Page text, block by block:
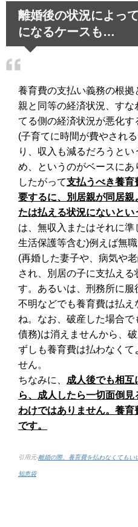
離婚後の状況によっ
になるケースも…
養育費の支払い義務の根拠
親と同等の経済状況、す
てる側の経済状況が悪化す
(子育てに時間が費やされ
り、収入も減るだろうと
め、というのがベースにあ
したがって支払うべき養育
要するに、別居親が同居親
たは払える状況にないとい
は、無収入またはそれに
生活保護等含む)例えば無
(再婚した妻子や、病気や
され、別居の子に支払え
す。あるいは、刑務所に
不明などでも養育費は払え
ね。なお、破産した場合
債務)は消えませんから、
ずしも養育費は払わなくて
せん。
ちなみに、 成人後でも相互
ら、成人したら一切面倒
わけではありません。養
です。
引用元-離婚の際、養育費を払わなくても
知恵袋